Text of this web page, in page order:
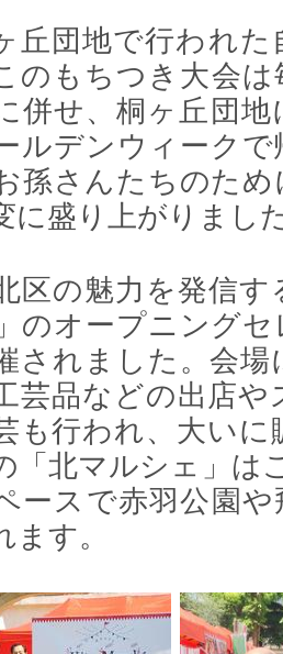
丘団地で行われ
のもちつき大会
併せ、桐ヶ丘団
ルデンウィーク
孫さんたちのた
に盛り上がりまし
区の魅力を発信
のオープニング
されました。会
芸品などの出店
も行われ、大い
「北マルシェ」は
ースで赤羽公園
ます。